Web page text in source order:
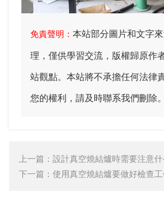
免責聲明： 本站部分圖片和文字
理，僅供學習交流，版權歸原作
站觀點。本站將不承擔任何法律
您的權利，請及時聯系我們刪除。
上一篇： 設計真空燒結爐時需要注意什
下一篇： 使用真空燒結爐要做好檢查